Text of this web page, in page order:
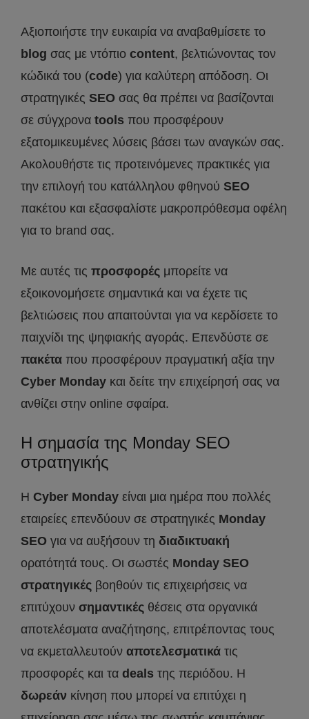
Αξιοποιήστε την ευκαιρία να αναβαθμίσετε το
blog σας με ντόπιο content, βελτιώνοντας τον
κώδικά του (code) για καλύτερη απόδοση. Οι
στρατηγικές SEO σας θα πρέπει να βασίζονται
σε σύγχρονα tools που προσφέρουν
εξατομικευμένες λύσεις βάσει των αναγκών σας.
Ακολουθήστε τις προτεινόμενες πρακτικές για
την επιλογή του κατάλληλου φθηνού SEO
πακέτου και εξασφαλίστε μακροπρόθεσμα οφέλη
για το brand σας.
Με αυτές τις προσφορές μπορείτε να
εξοικονομήσετε σημαντικά και να έχετε τις
βελτιώσεις που απαιτούνται για να κερδίσετε το
παιχνίδι της ψηφιακής αγοράς. Επενδύστε σε
πακέτα που προσφέρουν πραγματική αξία την
Cyber Monday και δείτε την επιχείρησή σας να
ανθίζει στην online σφαίρα.
Η σημασία της Monday SEO
στρατηγικής
Η Cyber Monday είναι μια ημέρα που πολλές
εταιρείες επενδύουν σε στρατηγικές Monday
SEO για να αυξήσουν τη διαδικτυακή
ορατότητά τους. Οι σωστές Monday SEO
στρατηγικές βοηθούν τις επιχειρήσεις να
επιτύχουν σημαντικές θέσεις στα οργανικά
αποτελέσματα αναζήτησης, επιτρέποντας τους
να εκμεταλλευτούν αποτελεσματικά τις
προσφορές και τα deals της περιόδου. Η
δωρεάν κίνηση που μπορεί να επιτύχει η